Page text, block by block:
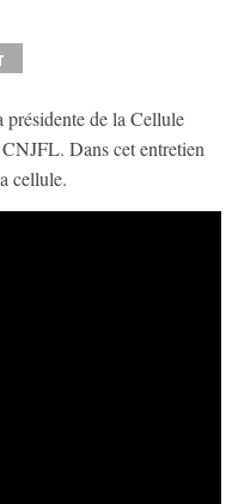
de la Cellule
Dans cet entretien
cellule.